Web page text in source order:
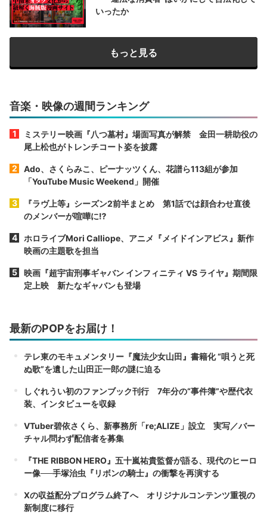
いったか
もっと見る
音楽・映像の週間ランキング
ミステリー映画『八つ墓村』場面写真が解禁 金田一耕助役の
尾上松也がトレンチコート姿を披露
Ado、さくらみこ、ピーナッツくん、花譜ら113組が参加
「YouTube Music Weekend」開催
『ラヴ上等』シーズン2前半まとめ 第1話では顔合わせ直後
のメンバーが喧嘩に⁉︎
ホロライブMori Calliope、アニメ『メイドインアビス』新作
映画の主題歌を担当
映画『超宇宙刑事ギャバン インフィニティ VS ライヤ』期間限
定上映 新たなギャバンも登場
最新のPOPをお届け！
テレ東のモキュメンタリー『魔法少女山田』書籍化 “唄うと死
ぬ歌”を遺した山田正一郎の謎に迫る
しぐれうい初のファンブック刊行 7年分の“事件簿”や歴代衣
装、インタビューを収録
VTuber碧依さくら、新事務所「re;ALIZE」設立 実写／バー
チャル問わず配信者を募集
『THE RIBBON HERO』五十嵐祐貴監督が語る、現代のヒーロ
ー像──手塚治虫『リボンの騎士』の衝撃を再演する
Xの収益配分プログラム終了へ オリジナルコンテンツ重視の
新制度に移行